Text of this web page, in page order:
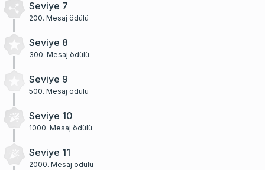
Seviye 7
200. Mesaj ödülü
Seviye 8
300. Mesaj ödülü
Seviye 9
500. Mesaj ödülü
Seviye 10
1000. Mesaj ödülü
Seviye 11
2000. Mesaj ödülü